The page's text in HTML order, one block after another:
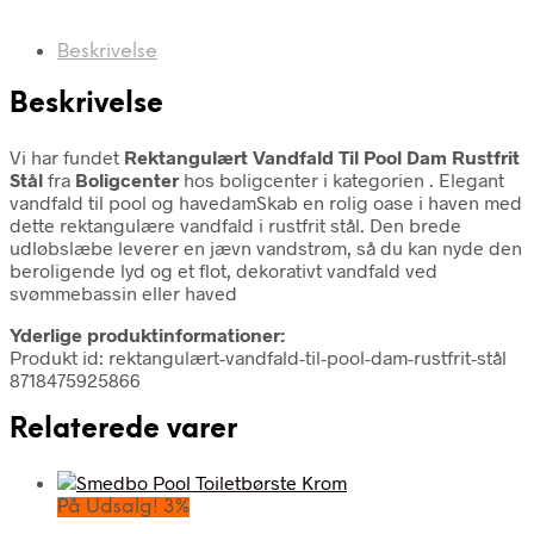
Beskrivelse
Beskrivelse
Vi har fundet Rektangulært Vandfald Til Pool Dam Rustfrit
Stål fra Boligcenter hos boligcenter i kategorien . Elegant
vandfald til pool og havedamSkab en rolig oase i haven med
dette rektangulære vandfald i rustfrit stål. Den brede
udløbslæbe leverer en jævn vandstrøm, så du kan nyde den
beroligende lyd og et flot, dekorativt vandfald ved
svømmebassin eller haved
Yderlige produktinformationer:
Produkt id: rektangulært-vandfald-til-pool-dam-rustfrit-stål
8718475925866
Relaterede varer
På Udsalg! 3%